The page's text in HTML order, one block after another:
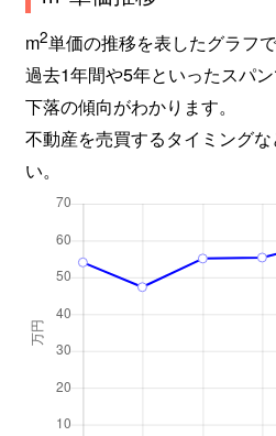
m2単価の推移を表したグラフで
過去1年間や5年といったスパ
下落の傾向がわかります。
不動産を売買するタイミング
い。